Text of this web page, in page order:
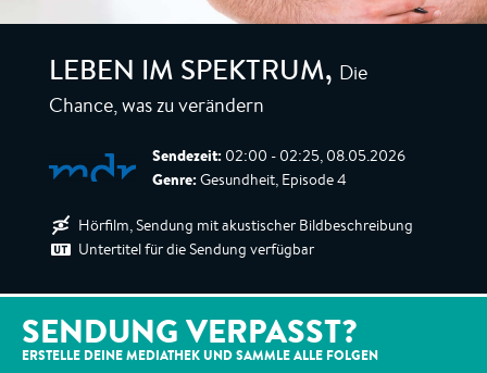
LEBEN IM SPEKTRUM, Die
Chance, was zu verändern
Sendezeit: 02:00 - 02:25, 08.05.2026
Genre: Gesundheit, Episode 4
Hörfilm, Sendung mit akustischer Bildbeschreibung
Untertitel für die Sendung verfügbar
SENDUNG VERPASST?
ERSTELLE DEINE MEDIATHEK UND SAMMLE ALLE FOLGEN